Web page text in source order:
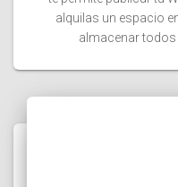
alquilas un espacio
almacenar